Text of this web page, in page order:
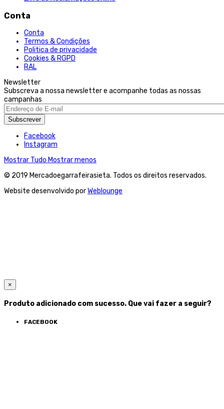
Conta
Conta
Termos & Condições
Politica de privacidade
Cookies & RGPD
RAL
Newsletter
Subscreva a nossa newsletter e acompanhe todas as nossas
campanhas
Subscrever
Facebook
Instagram
Mostrar Tudo Mostrar menos
© 2019 Mercadoegarrafeirasieta. Todos os direitos reservados.
Website desenvolvido porWeblounge
×
Produto adicionado com sucesso. Que vai fazer a seguir?
FACEBOOK